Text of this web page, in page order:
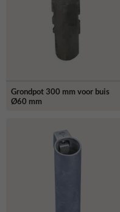
Grondpot 300 mm voor buis
Ø60 mm